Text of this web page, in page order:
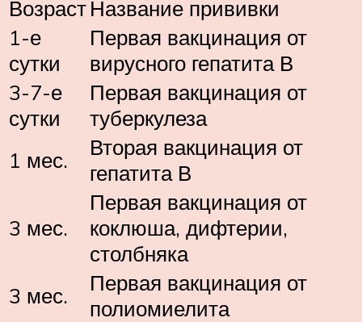
ВозрастНазвание прививки
1-е
сутки
Первая вакцинация от
вирусного гепатита В
3-7-е
сутки
Первая вакцинация от
туберкулеза
1 мес.
Вторая вакцинация от
гепатита В
3 мес.
Первая вакцинация от
коклюша, дифтерии,
столбняка
3 мес.
Первая вакцинация от
полиомиелита